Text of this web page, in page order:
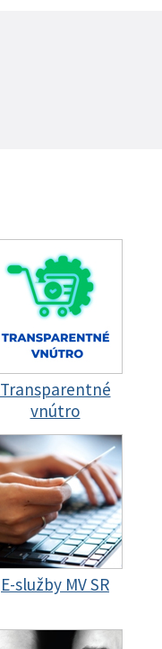
Transparentné
vnútro
E-služby MV SR